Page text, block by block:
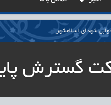
حق‌التدریس آزاد
حق اعتراض دارند
گسترش